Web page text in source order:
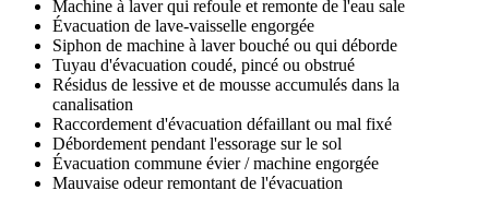
Machine à laver qui refoule et remonte de l'eau sale
Évacuation de lave-vaisselle engorgée
Siphon de machine à laver bouché ou qui déborde
Tuyau d'évacuation coudé, pincé ou obstrué
Résidus de lessive et de mousse accumulés dans la
canalisation
Raccordement d'évacuation défaillant ou mal fixé
Débordement pendant l'essorage sur le sol
Évacuation commune évier / machine engorgée
Mauvaise odeur remontant de l'évacuation